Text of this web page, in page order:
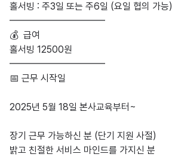
홀서빙 : 주3일 또는 주6일 (요일 협의 가능)
━━━━━━━━━━
💰  급여
홀서빙 12500원
━━━━━━━━━━
📅 근무 시작일
2025년 5월 18일 본사교육부터~
장기 근무 가능하신 분 (단기 지원 사절)
밝고 친절한 서비스 마인드를 가지신 분